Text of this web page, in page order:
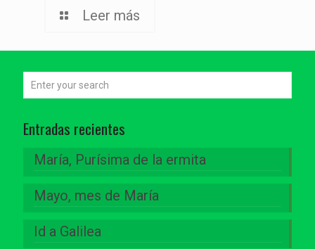
Leer más
Entradas recientes
María, Purísima de la ermita
Mayo, mes de María
Id a Galilea